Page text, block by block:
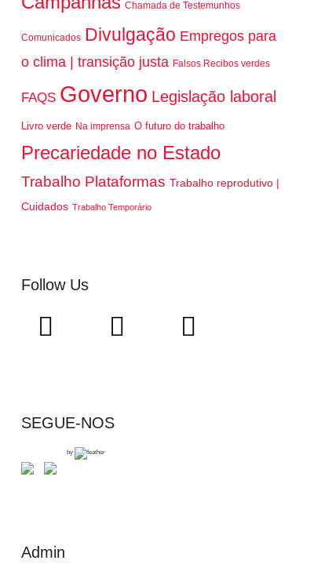
Chamada de Testemunhos
Comunicados Divulgação Empregos para
o clima | transição justa Falsos Recibos verdes
FAQS Governo Legislação laboral
Livro verde Na imprensa O futuro do trabalho
Precariedade no Estado
Trabalho Plataformas Trabalho reprodutivo |
Cuidados Trabalho Temporário
Follow Us
SEGUE-NOS
by
Admin